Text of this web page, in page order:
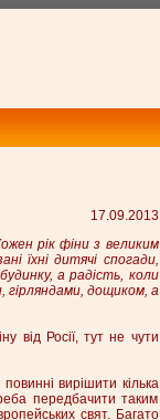
17.09.2013
рік фіни з великим
їхні дитячі спогади,
а радість, коли
гірляндами, дощиком, а
від Росії, тут не чути
вирішити кілька
передбачити таким
свят. Багато